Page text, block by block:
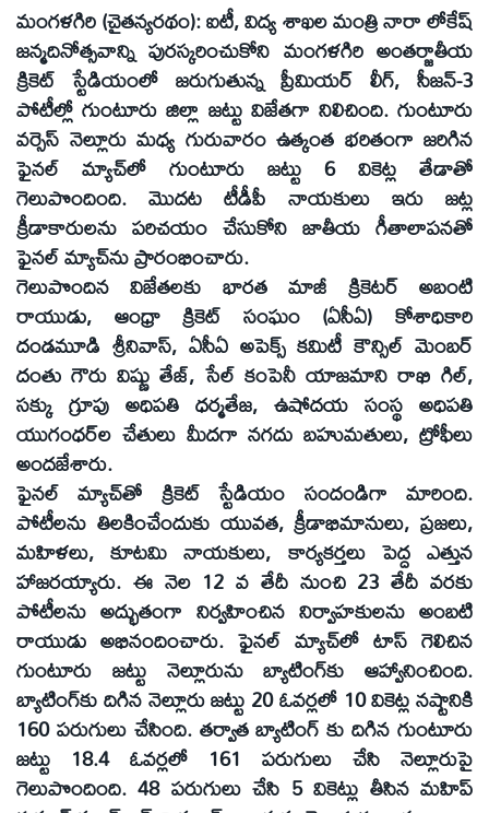
మంగళగిరి (చైతన్యరథం): ఐటీ, విద్య శాఖల మంత్రి నారా లోకేష్‌
జన్మదినోత్సవాన్ని పురస్కరించుకోని మంగళగిరి అంతర్జాతీయ
క్రికెట్‌ స్టేడియంలో జరుగుతున్న ప్రీమియర్‌ లీగ్‌, సీజన్‌-3
పోటీల్లో గుంటూరు జిల్లా జట్టు విజేతగా నిలిచింది. గుంటూరు
వర్సెస్‌ నెల్లూరు మధ్య గురువారం ఉత్కంత భరితంగా జరిగిన
ఫైనల్‌ మ్యాచ్‌లో గుంటూరు జట్టు 6 వికెట్ల తేడాతో
గెలుపొందింది. మొదట టీడీపీ నాయకులు ఇరు జట్ల
క్రీడాకారులను పరిచయం చేసుకోని జాతీయ గీతాలాపనతో
ఫైనల్‌ మ్యాచ్‌ను ప్రారంభించారు.
గెలుపొందిన విజేతలకు భారత మాజీ క్రికెటర్‌ అబంటి
రాయుడు, ఆంధ్రా క్రికెట్‌ సంఘం (ఏసీఏ) కోశాధికారి
దండమూడి శ్రీనివాస్‌, ఏసీఏ అపెక్స్‌ కమిటీ కౌన్సిల్‌ మెంబర్‌
దంతు గౌరు విష్ణు తేజ్‌, సేల్‌ కంపెనీ యాజమాని రాఖి గిల్‌,
సక్కు గ్రూపు అధిపతి ధర్మతేజ, ఉషోదయ సంస్థ అధిపతి
యుగంధర్‌ల చేతులు మీదగా నగదు బహుమతులు, ట్రోఫీలు
అందజేశారు.
ఫైనల్‌ మ్యాచ్‌తో క్రికెట్‌ స్టేడియం సందండిగా మారింది.
పోటీలను తిలకించేందుకు యువత, క్రీడాభిమానులు, ప్రజలు,
మహిళలు, కూటమి నాయకులు, కార్యకర్తలు పెద్ద ఎత్తున
హాజరయ్యారు. ఈ నెల 12 వ తేదీ నుంచి 23 తేదీ వరకు
పోటీలను అద్భుతంగా నిర్వహించిన నిర్వాహకులను అంబటి
రాయుడు అభినందించారు. ఫైనల్‌ మ్యాచ్‌లో టాస్‌ గెలిచిన
గుంటూరు జట్టు నెల్లూరును బ్యాటింగ్‌కు ఆహ్వానించింది.
బ్యాటింగ్‌కు దిగిన నెల్లూరు జట్టు 20 ఓవర్లలో 10 వికెట్ల నష్టానికి
160 పరుగులు చేసింది. తర్వాత బ్యాటింగ్‌ కు దిగిన గుంటూరు
జట్టు 18.4 ఓవర్లలో 161 పరుగులు చేసి నెల్లూరుపై
గెలుపొందింది. 48 పరుగులు చేసి 5 వికెట్లు తీసిన మహిప్‌